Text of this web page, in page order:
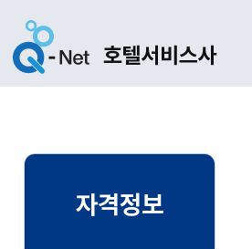
자격정보